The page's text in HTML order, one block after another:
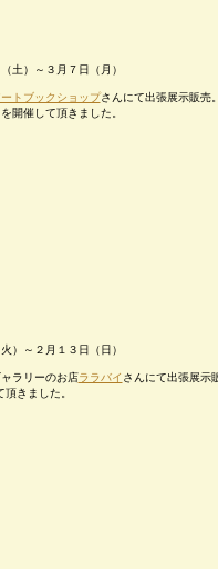
土）～３月７日（月）
トブックショップさんにて出張展示販売
開催して頂きました。
）～２月１３日（日）
ラリーのお店ララバイ さんにて出張展示
頂きました。